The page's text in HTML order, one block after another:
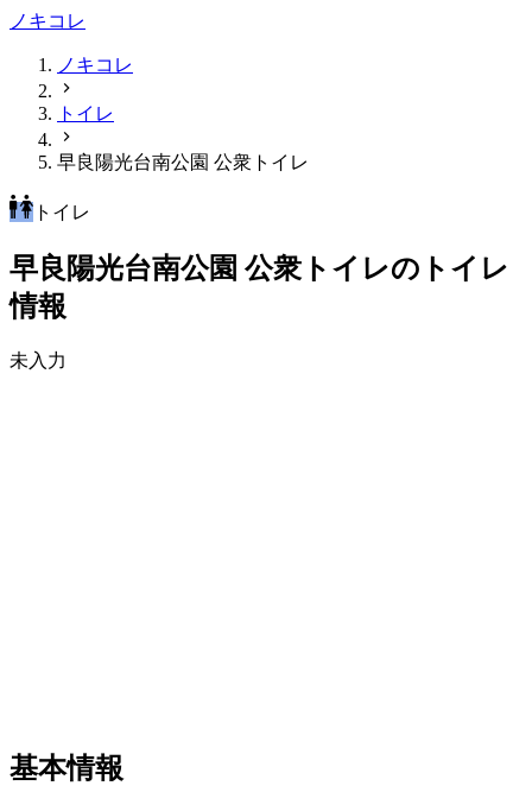
ノキコレ
ノキコレ
トイレ
早良陽光台南公園 公衆トイレ
トイレ
早良陽光台南公園 公衆トイレのトイレ
情報
未入力
基本情報